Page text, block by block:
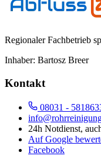
Regionaler Fachbetrieb
Inhaber: Bartosz Breer
Kontakt
08031 -
24h Notdienst,
Auf Google
Facebook